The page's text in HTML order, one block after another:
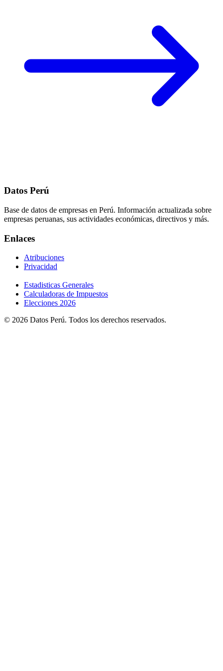
Datos Perú
Base de datos de empresas en Perú. Información actualizada sobre
empresas peruanas, sus actividades económicas, directivos y más.
Enlaces
Atribuciones
Privacidad
Estadisticas Generales
Calculadoras de Impuestos
Elecciones 2026
© 2026 Datos Perú. Todos los derechos reservados.